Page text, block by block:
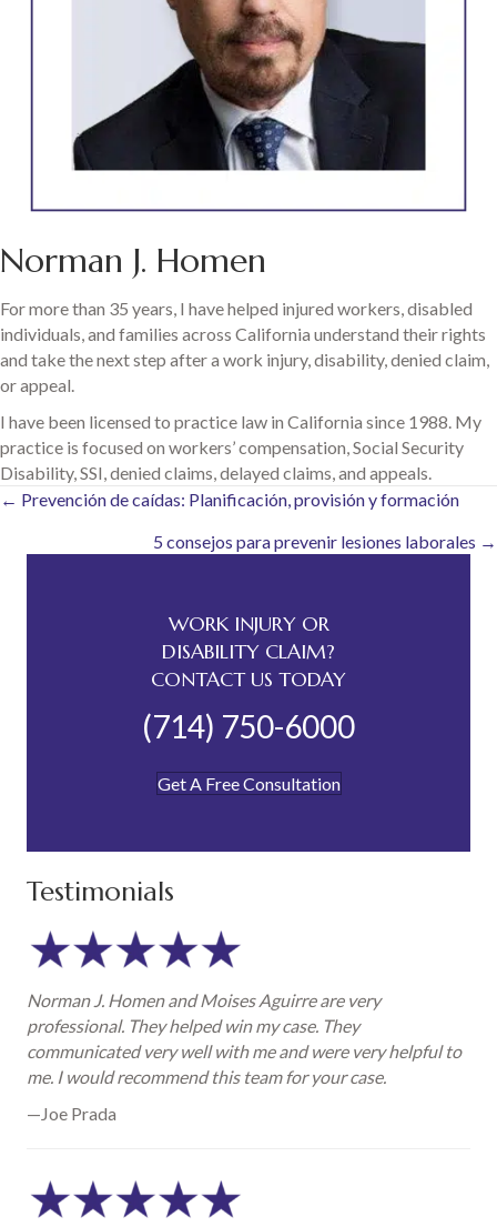
Norman J. Homen
For more than 35 years, I have helped injured workers, disabled
individuals, and families across California understand their rights
and take the next step after a work injury, disability, denied claim,
or appeal.
I have been licensed to practice law in California since 1988. My
practice is focused on workers’ compensation, Social Security
Disability, SSI, denied claims, delayed claims, and appeals.
Posts
navigation
← Prevención de caídas: Planificación, provisión y formación
5 consejos para prevenir lesiones laborales →
WORK INJURY OR
DISABILITY CLAIM?
CONTACT US TODAY
(714) 750-6000
Get A Free Consultation
Testimonials
Norman J. Homen and Moises Aguirre are very
professional. They helped win my case. They
communicated very well with me and were very helpful to
me. I would recommend this team for your case.
—Joe Prada